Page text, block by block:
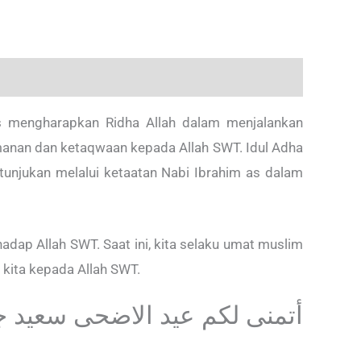
Ridha Allah dalam menjalankan
dan ketaqwaan kepada Allah SWT. Idul Adha
melalui ketaatan Nabi Ibrahim as dalam
Allah SWT. Saat ini, kita selaku umat muslim
kepada Allah SWT.
أتمنى لكم عيد الاضحى سعيد